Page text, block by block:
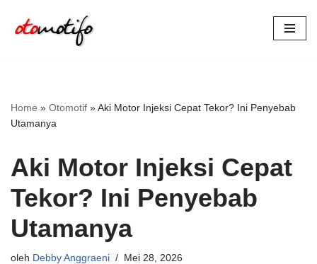
Lompat
Home » Otomotif »Aki Motor Injeksi Cepat Tekor? Ini Penyebab
Utamanya
Aki Motor Injeksi Cepat
Tekor? Ini Penyebab
Utamanya
oleh Debby Anggraeni Mei 28, 2026